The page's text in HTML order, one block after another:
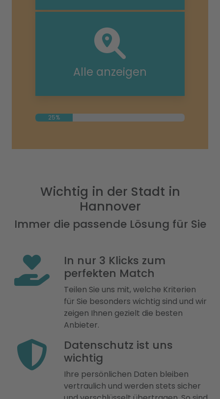
Alle anzeigen
25%
Wichtig in der Stadt in
Hannover
Immer die passende Lösung für Sie
In nur 3 Klicks zum
perfekten Match
Teilen Sie uns mit, welche Kriterien
für Sie besonders wichtig sind und wir
zeigen Ihnen gezielt die besten
Anbieter.
Datenschutz ist uns
wichtig
Ihre persönlichen Daten bleiben
vertraulich und werden stets sicher